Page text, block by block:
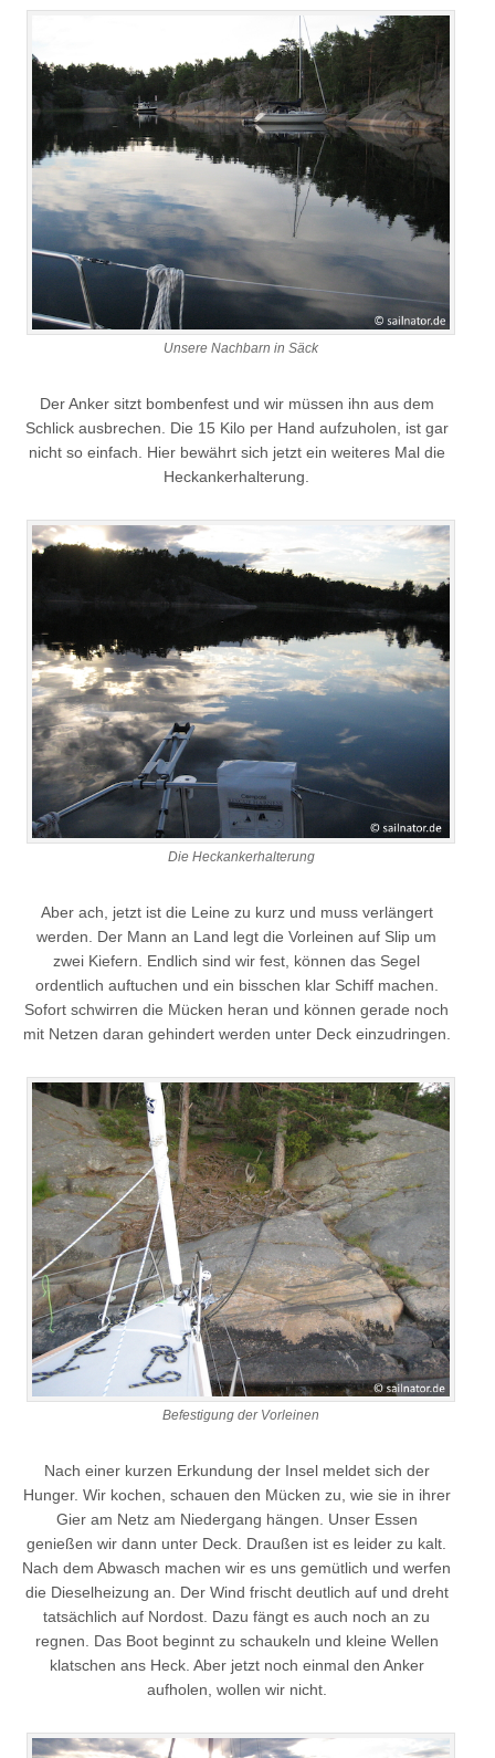
Unsere Nachbarn in Säck
Der Anker sitzt bombenfest und wir müssen ihn aus dem
Schlick ausbrechen. Die 15 Kilo per Hand aufzuholen, ist gar
nicht so einfach. Hier bewährt sich jetzt ein weiteres Mal die
Heckankerhalterung.
Die Heckankerhalterung
Aber ach, jetzt ist die Leine zu kurz und muss verlängert
werden. Der Mann an Land legt die Vorleinen auf Slip um
zwei Kiefern. Endlich sind wir fest, können das Segel
ordentlich auftuchen und ein bisschen klar Schiff machen.
Sofort schwirren die Mücken heran und können gerade noch
mit Netzen daran gehindert werden unter Deck einzudringen.
Befestigung der Vorleinen
Nach einer kurzen Erkundung der Insel meldet sich der
Hunger. Wir kochen, schauen den Mücken zu, wie sie in ihrer
Gier am Netz am Niedergang hängen. Unser Essen
genießen wir dann unter Deck. Draußen ist es leider zu kalt.
Nach dem Abwasch machen wir es uns gemütlich und werfen
die Dieselheizung an. Der Wind frischt deutlich auf und dreht
tatsächlich auf Nordost. Dazu fängt es auch noch an zu
regnen. Das Boot beginnt zu schaukeln und kleine Wellen
klatschen ans Heck. Aber jetzt noch einmal den Anker
aufholen, wollen wir nicht.